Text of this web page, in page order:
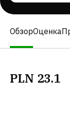
ОбзорОценка
PLN 23.1